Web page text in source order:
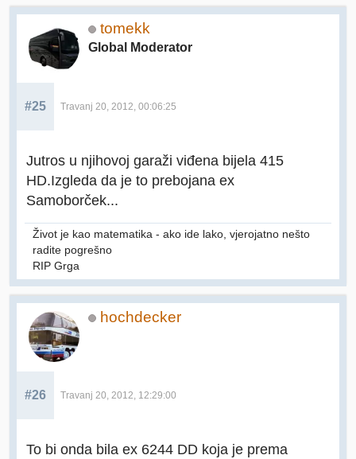
tomekk
Global Moderator
#25 Travanj 20, 2012, 00:06:25
Jutros u njihovoj garaži viđena bijela 415
HD.Izgleda da je to prebojana ex
Samoborček...
Život je kao matematika - ako ide lako, vjerojatno nešto
radite pogrešno
RIP Grga
hochdecker
#26 Travanj 20, 2012, 12:29:00
To bi onda bila ex 6244 DD koja je prema